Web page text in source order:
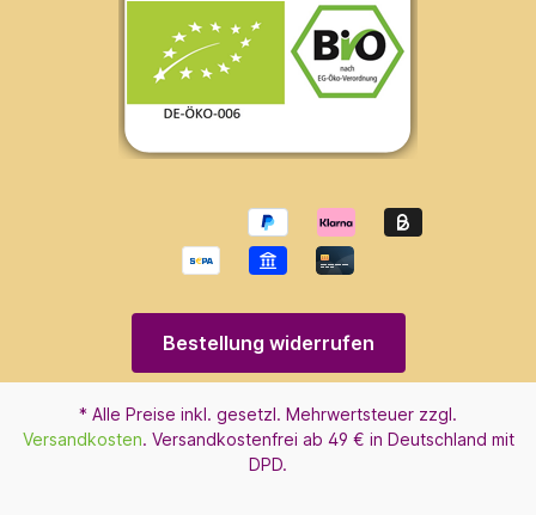
Bestellung widerrufen
* Alle Preise inkl. gesetzl. Mehrwertsteuer zzgl.
Versandkosten. Versandkostenfrei ab 49 € in Deutschland mit
DPD.